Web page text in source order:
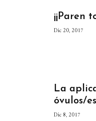
Dic 20, 2017
La
óvulos/
Dic 8, 2017